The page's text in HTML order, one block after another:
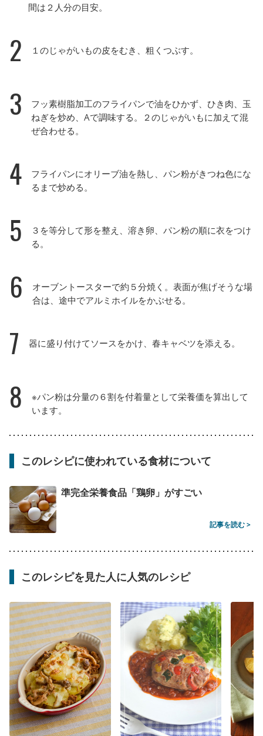
間は２人分の目安。
2 １のじゃがいもの皮をむき、粗くつぶす。
3
フッ素樹脂加工のフライパンで油をひかず、ひき肉、玉
ねぎを炒め、Aで調味する。２のじゃがいもに加えて混
ぜ合わせる。
4
フライパンにオリーブ油を熱し、パン粉がきつね色にな
るまで炒める。
5
３を等分して形を整え、溶き卵、パン粉の順に衣をつけ
る。
6
オーブントースターで約５分焼く。表面が焦げそうな場
合は、途中でアルミホイルをかぶせる。
7 器に盛り付けてソースをかけ、春キャベツを添える。
8
※パン粉は分量の６割を付着量として栄養価を算出して
います。
このレシピに使われている食材について
準完全栄養食品「鶏卵」がすごい
記事を読む >
このレシピを見た人に人気のレシピ